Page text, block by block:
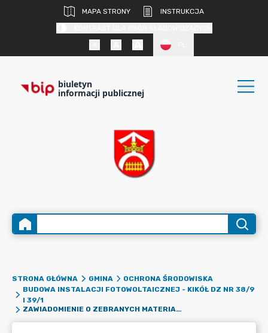
MAPA STRONY
INSTRUKCJA
biuletyn
informacji publicznej
STRONA GŁÓWNA GMINA
OCHRONA ŚRODOWISKA
BUDOWA INSTALACJI FOTOWOLTAICZNEJ - KIKÓŁ DZ NR 38/9
I 39/1
ZAWIADOMIENIE O ZEBRANYCH MATERIAŁACH I DOWODACH PRZED WYDANIEM DECYZJI